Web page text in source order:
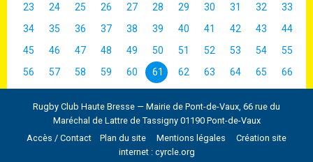
23
24 25 26 27 28 29 30 31 32
33
34
35 36 37 38 39 40 41 42 43
44
45
46 47 48 49 50 51 52 53 54
55
56
57 58 59 60 61 62 63 64 65 66
Rugby Club Haute Bresse — Mairie de Pont-de-Vaux, 66 rue du
Maréchal de Lattre de Tassigny 01190 Pont-de-Vaux
Accès / Contact
Plan du site Mentions légales
Création site
internet : cyrcle.org